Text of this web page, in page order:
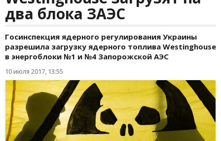
два блока ЗАЭС
Госинспекция ядерного регулирования Украины
разрешила загрузку ядерного топлива Westinghouse
в энергоблоки №1 и №4 Запорожской АЭС
10 июля 2017, 13:55